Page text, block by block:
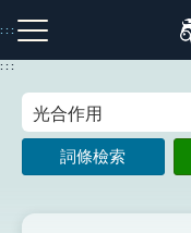
到
主
:::
注音索引圖示 筆
:::
詞條檢索